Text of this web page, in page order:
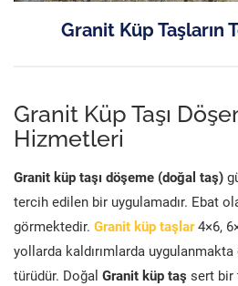
Granit Küp Taşların
Granit Küp Taşı
Hizmetleri
Granit küp taşı döşeme (doğal taş)
tercih edilen bir uygulamadır. Ebat
görmektedir. Granit küp taşlar 4×6,
yollarda kaldırımlarda uygulanmakta
türüdür. Doğal Granit küp taş sert bir